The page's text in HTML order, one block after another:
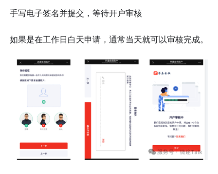
手写电子签名并提交，等待开户审核
如果是在工作日白天申请，通常当天就可以审核完成。